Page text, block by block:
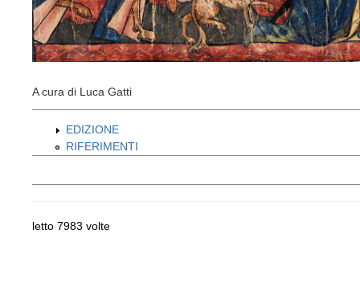
A cura di Luca Gatti
EDIZIONE
RIFERIMENTI
letto 7983 volte